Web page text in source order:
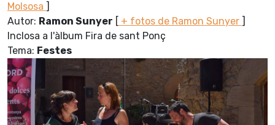
Molsosa ]
Autor: Ramon Sunyer [ + fotos de Ramon Sunyer ]
Inclosa a l'àlbum Fira de sant Ponç
Tema: Festes